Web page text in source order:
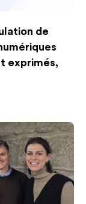
de
exprimés,